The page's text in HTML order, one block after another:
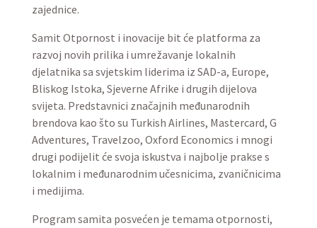
zajednice.
Samit Otpornost i inovacije bit će platforma za
razvoj novih prilika i umrežavanje lokalnih
djelatnika sa svjetskim liderima iz SAD-a, Europe,
Bliskog Istoka, Sjeverne Afrike i drugih dijelova
svijeta. Predstavnici značajnih međunarodnih
brendova kao što su Turkish Airlines, Mastercard, G
Adventures, Travelzoo, Oxford Economics i mnogi
drugi podijelit će svoja iskustva i najbolje prakse s
lokalnim i međunarodnim učesnicima, zvaničnicima
i medijima.
Program samita posvećen je temama otpornosti,